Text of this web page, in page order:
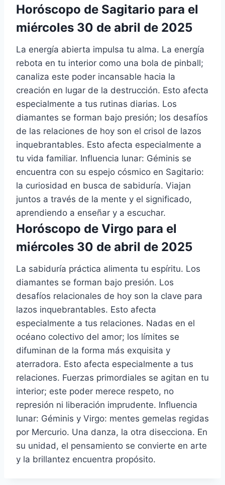
Horóscopo de Sagitario para el
miércoles 30 de abril de 2025
La energía abierta impulsa tu alma. La energía
rebota en tu interior como una bola de pinball;
canaliza este poder incansable hacia la
creación en lugar de la destrucción. Esto afecta
especialmente a tus rutinas diarias. Los
diamantes se forman bajo presión; los desafíos
de las relaciones de hoy son el crisol de lazos
inquebrantables. Esto afecta especialmente a
tu vida familiar. Influencia lunar: Géminis se
encuentra con su espejo cósmico en Sagitario:
la curiosidad en busca de sabiduría. Viajan
juntos a través de la mente y el significado,
aprendiendo a enseñar y a escuchar.
Horóscopo de Virgo para el
miércoles 30 de abril de 2025
La sabiduría práctica alimenta tu espíritu. Los
diamantes se forman bajo presión. Los
desafíos relacionales de hoy son la clave para
lazos inquebrantables. Esto afecta
especialmente a tus relaciones. Nadas en el
océano colectivo del amor; los límites se
difuminan de la forma más exquisita y
aterradora. Esto afecta especialmente a tus
relaciones. Fuerzas primordiales se agitan en tu
interior; este poder merece respeto, no
represión ni liberación imprudente. Influencia
lunar: Géminis y Virgo: mentes gemelas regidas
por Mercurio. Una danza, la otra disecciona. En
su unidad, el pensamiento se convierte en arte
y la brillantez encuentra propósito.